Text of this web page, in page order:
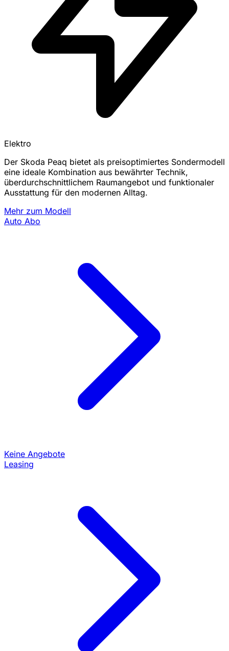
Elektro
Der Skoda Peaq bietet als preisoptimiertes Sondermodell
eine ideale Kombination aus bewährter Technik,
überdurchschnittlichem Raumangebot und funktionaler
Ausstattung für den modernen Alltag.
Mehr zum Modell
Auto Abo
Keine Angebote
Leasing